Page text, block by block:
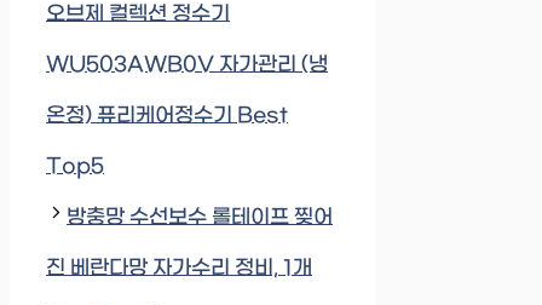
오브제 컬렉션 정수기
WU503AWB0V 자가관리 (냉
온정) 퓨리케어정수기 Best
Top5
방충망 수선보수 롤테이프 찢어
진 베란다망 자가수리 정비, 1개